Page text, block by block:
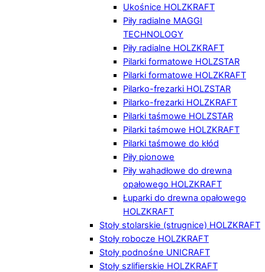
Ukośnice HOLZKRAFT
Piły radialne MAGGI
TECHNOLOGY
Piły radialne HOLZKRAFT
Pilarki formatowe HOLZSTAR
Pilarki formatowe HOLZKRAFT
Pilarko-frezarki HOLZSTAR
Pilarko-frezarki HOLZKRAFT
Pilarki taśmowe HOLZSTAR
Pilarki taśmowe HOLZKRAFT
Pilarki taśmowe do kłód
Piły pionowe
Piły wahadłowe do drewna
opałowego HOLZKRAFT
Łuparki do drewna opałowego
HOLZKRAFT
Stoły stolarskie (strugnice) HOLZKRAFT
Stoły robocze HOLZKRAFT
Stoły podnośne UNICRAFT
Stoły szlifierskie HOLZKRAFT